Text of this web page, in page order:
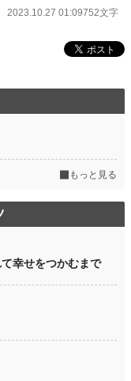
2023.10.27 01:09752文字
もっと見る
幸せをつかむまで